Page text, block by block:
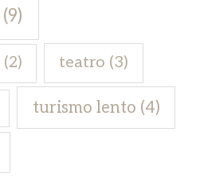
(9)
(2) teatro (3)
turismo lento (4)